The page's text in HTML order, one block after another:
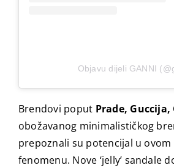
Objavu dijeli GANNI
Brendovi poput Prade, Guccija,
obožavanog minimalističkog
prepoznali su potencijal u
fenomenu. Nove ‘jelly’ sandale